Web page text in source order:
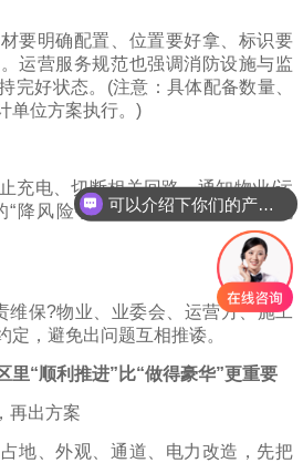
要明确配置、位置要好拿、标识要
运营服务规范也强调消防设施与监
完好状态。(注意：具体配备数量、
单位方案执行。)
充电、切断相关回路、通知物业/运
降风险手段”。别把一切希望寄托
维保?物业、业委会、运营方、施工
定，避免出问题互相推诿。
里“顺利推进”比“做得豪华”更重要
再出方案
地、外观、通道、电力改造，先把
可以介绍下你们的产品么